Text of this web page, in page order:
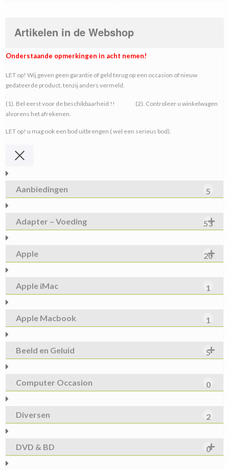
Artikelen in de Webshop
Onderstaande opmerkingen in acht nemen!
LET op! Wij geven geen garantie of geld terug op een occasion of nieuw
gedateerde product, tenzij anders vermeld.
(1). Bel eerst voor de beschikbaarheid !! (2). Controleer u winkelwagen
alvorens het afrekenen.
LET op! u mag ook een bod uitbrengen ( wel een serieus bod).
Aanbiedingen 5
Adapter – Voeding 53
Apple 20
Apple iMac 1
Apple Macbook 1
Beeld en Geluid 5
Computer Occasion 0
Diversen 2
DVD & BD 0